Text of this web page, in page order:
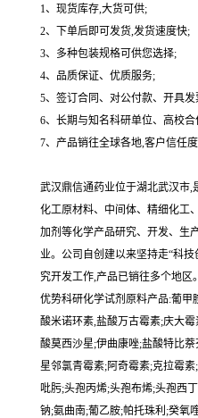
1、现货库存,大货可供;
2、下单后即可发货,发货速度快;
3、多种包装规格可供您选择;
4、品质保证、优质服务;
5、签订合同、对公付款、开具
6、长期与知名科研单位、高校合
7、产品销往全球各地,客户信任
武汉鼎信通药业位于湖北武汉市
化工原材料、中间体、精细化工
加剂等化学产品研究、开发、生
业。公司自创建以来坚持走“科
究开发工作,产品已销往多个地区。
优势科研化学试剂原料产品:葡甲
酸米诺环素,盐酸万古霉素;庆大
酸莫西沙星;伊曲康唑;盐酸特比
星邻氯青霉素;阿奇霉素;克拉霉
吡肟;头孢丙烯;头孢布烯;头孢西
钠;氨曲南;葡乙胺;帕托珠利;癸氧